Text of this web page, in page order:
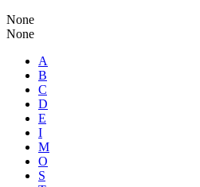
None
None
A
B
C
D
E
I
M
O
S